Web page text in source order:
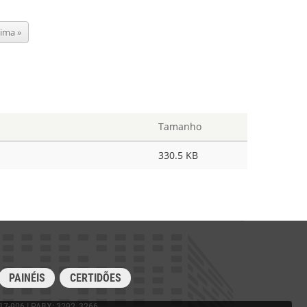
»
Tamanho
330.5 KB
PAINÉIS CERTIDÕES